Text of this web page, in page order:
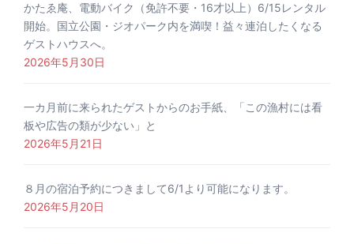
かたゑ庵、電動バイク（免許不要・16才以上）6/15レンタル
開始。国立公園・ジオパーク内を満喫！益々連泊したくなる
ゲストハウスへ。
2026年5月30日
一カ月前に来られたゲストからのお手紙、「この漁村には看
板や広告の類が少ない」と
2026年5月21日
８月の宿泊予約につきまして6/1より可能になります。
2026年5月20日